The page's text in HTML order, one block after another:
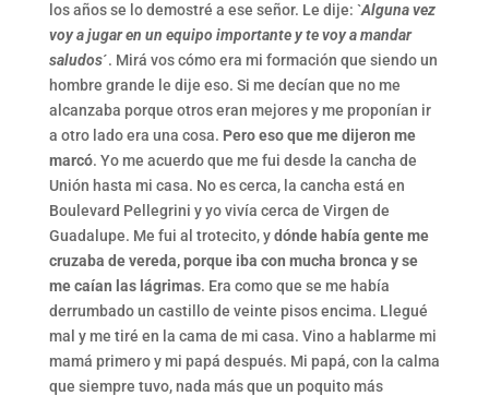
los años se lo demostré a ese señor. Le dije: `Alguna vez
voy a jugar en un equipo importante y te voy a mandar
saludos´. Mirá vos cómo era mi formación que siendo un
hombre grande le dije eso. Si me decían que no me
alcanzaba porque otros eran mejores y me proponían ir
a otro lado era una cosa. Pero eso que me dijeron me
marcó. Yo me acuerdo que me fui desde la cancha de
Unión hasta mi casa. No es cerca, la cancha está en
Boulevard Pellegrini y yo vivía cerca de Virgen de
Guadalupe. Me fui al trotecito, ydónde había gente me
cruzaba de vereda, porque iba con mucha bronca y se
me caían las lágrimas. Era como que se me había
derrumbado un castillo de veinte pisos encima. Llegué
mal y me tiré en la cama de mi casa. Vino a hablarme mi
mamá primero y mi papá después. Mi papá, con la calma
que siempre tuvo, nada más que un poquito más